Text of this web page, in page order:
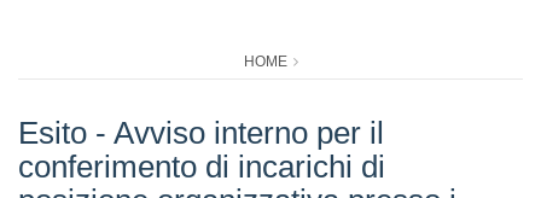
HOME
Esito - Avviso interno per il
conferimento di incarichi di